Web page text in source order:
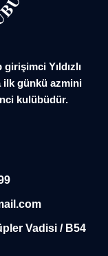
Yıldızlı
ilk günkü azmini
kulübüdür.
Vadisi / B54